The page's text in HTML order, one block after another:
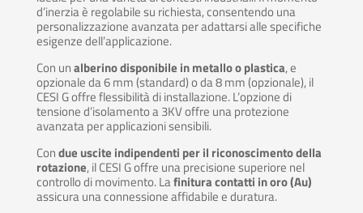
d’inerzia è regolabile su richiesta, consentendo una
personalizzazione avanzata per adattarsi alle specifiche
esigenze dell’applicazione.
Con unalberino disponibile in metallo o plastica, e
opzionale da 6 mm (standard) o da 8 mm (opzionale), il
CESI G offre flessibilità di installazione. L’opzione di
tensione d’isolamento a 3KV offre una protezione
avanzata per applicazioni sensibili.
Condue uscite indipendenti per il riconoscimento della
rotazione, il CESI G offre una precisione superiore nel
controllo di movimento. Lafinitura contatti in oro (Au)
assicura una connessione affidabile e duratura.